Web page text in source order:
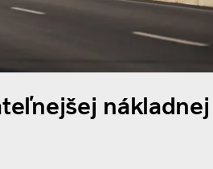
nákladnej